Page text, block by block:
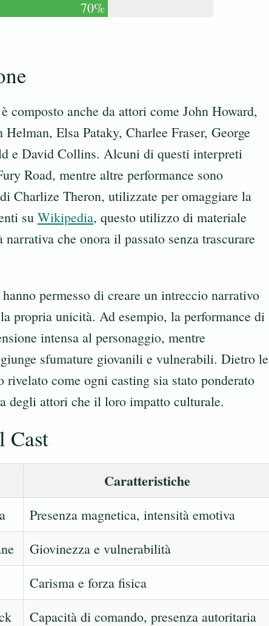
70%
anche da attori come John Howard,
Elsa Pataky, Charlee Fraser, George
e David Collins. Alcuni di questi interpreti
Road, mentre altre performance sono
Charlize Theron, utilizzate per omaggiare la
su Wikipedia, questo utilizzo di materiale
che onora il passato senza trascurare
permesso di creare un intreccio narrativo
propria unicità. Ad esempio, la performance di
intensa al personaggio, mentre
sfumature giovanili e vulnerabili. Dietro le
come ogni casting sia stato ponderato
degli attori che il loro impatto culturale.
Cast
Caratteristiche
Presenza magnetica, intensità emotiva
Giovinezza e vulnerabilità
Carisma e forza fisica
Capacità di comando, presenza autoritaria